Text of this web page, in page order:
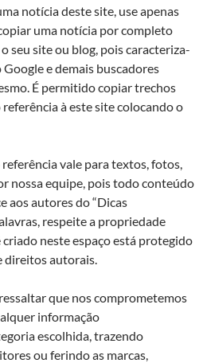
notícia deste site, use apenas
uma notícia por completo
seu site ou blog, pois caracteriza-
e demais buscadores
É permitido copiar trechos
à este site colocando o
vale para textos, fotos,
nossa equipe, pois todo conteúdo
aos autores do “Dicas
respeite a propriedade
neste espaço está protegido
direitos autorais.
que nos comprometemos
informação
escolhida, trazendo
ou ferindo as marcas,